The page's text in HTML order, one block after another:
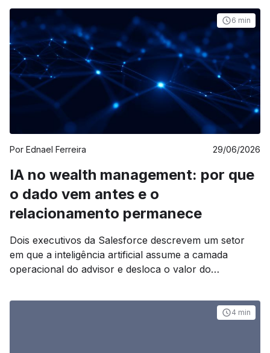
6 min
Por Ednael Ferreira 29/06/2026
IA no wealth management: por que
o dado vem antes e o
relacionamento permanece
Dois executivos da Salesforce descrevem um setor
em que a inteligência artificial assume a camada
operacional do advisor e desloca o valor do
condição: a qualidade da base de dados.
4 min